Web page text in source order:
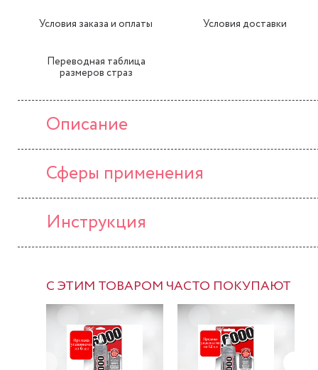
Условия заказа и оплаты Условия доставки
Переводная таблица
размеров страз
Описание
Сферы применения
Инструкция
С ЭТИМ ТОВАРОМ ЧАСТО ПОКУПАЮТ